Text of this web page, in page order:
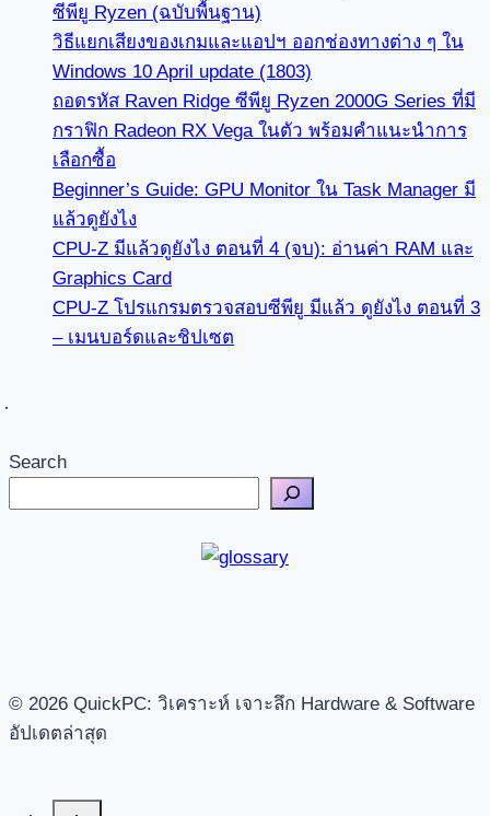
ซีพียู Ryzen (ฉบับพื้นฐาน)
วิธีแยกเสียงของเกมและแอปฯ ออกช่องทางต่าง ๆ ใน
Windows 10 April update (1803)
ถอดรหัส Raven Ridge ซีพียู Ryzen 2000G Series ที่มี
กราฟิก Radeon RX Vega ในตัว พร้อมคำแนะนำการ
เลือกซื้อ
Beginner’s Guide: GPU Monitor ใน Task Manager มี
แล้วดูยังไง
CPU-Z มีแล้วดูยังไง ตอนที่ 4 (จบ): อ่านค่า RAM และ
Graphics Card
CPU-Z โปรแกรมตรวจสอบซีพียู มีแล้ว ดูยังไง ตอนที่ 3
– เมนบอร์ดและชิปเซต
Search
© 2026 QuickPC: วิเคราะห์ เจาะลึก Hardware & Software
อัปเดตล่าสุด